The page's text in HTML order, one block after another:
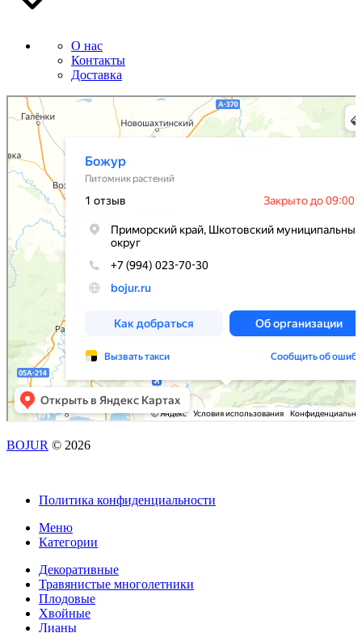
О нас
Контакты
Доставка
Божур
Питомник растений в Приморском крае
BOJUR © 2026
Политика конфиденциальности
Меню
Категории
Декоративные
Травянистые многолетники
Плодовые
Хвойные
Лианы